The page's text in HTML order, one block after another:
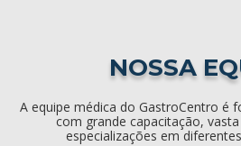
NOSSA
A equipe médica do GastroCentro é
com grande capacitação,
especializações em